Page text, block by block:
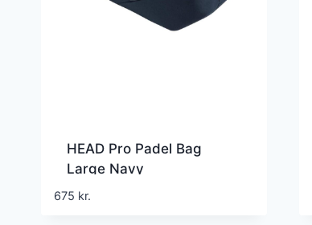
HEAD Pro Padel Bag
Large Navy
675 kr.